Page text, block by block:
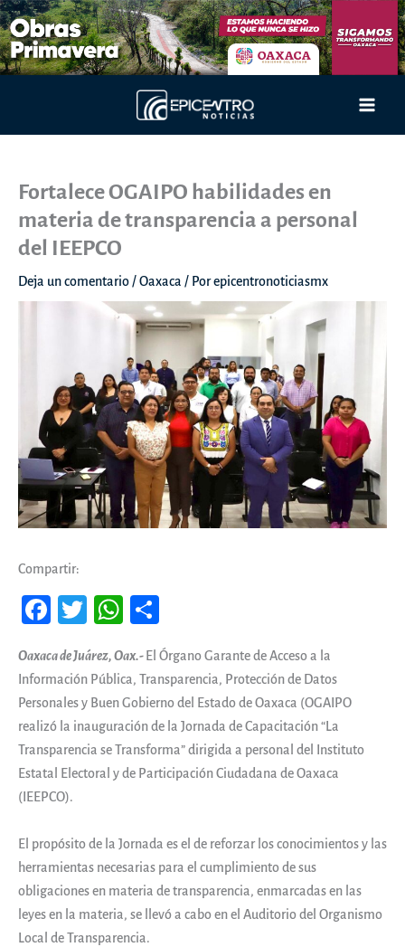
Ir
al
contenido
Fortalece OGAIPO habilidades en
materia de transparencia a personal
del IEEPCO
Deja un comentario/Oaxaca / Porepicentronoticiasmx
Compartir:
Fa
b
oo
k
T
tt
er
W
ts
A
pp
pa
rti
r
Oaxaca de Juárez, Oax.- El Órgano Garante de Acceso a la
Información Pública, Transparencia, Protección de Datos
Personales y Buen Gobierno del Estado de Oaxaca (OGAIPO
realizó la inauguración de la Jornada de Capacitación “La
Transparencia se Transforma” dirigida a personal del Instituto
Estatal Electoral y de Participación Ciudadana de Oaxaca
(IEEPCO).
El propósito de la Jornada es el de reforzar los conocimientos y las
herramientas necesarias para el cumplimiento de sus
obligaciones en materia de transparencia, enmarcadas en las
leyes en la materia, se llevó a cabo en el Auditorio del Organismo
Local de Transparencia.